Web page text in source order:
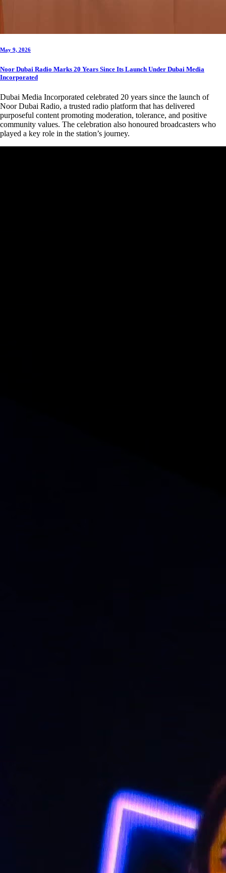
May 9, 2026
Noor Dubai Radio Marks 20 Years Since Its Launch Under Dubai Media
Incorporated
Dubai Media Incorporated celebrated 20 years since the launch of
Noor Dubai Radio, a trusted radio platform that has delivered
purposeful content promoting moderation, tolerance, and positive
community values. The celebration also honoured broadcasters who
played a key role in the station’s journey.